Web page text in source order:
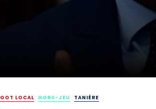
LOCAL HORS-JEU TANIÈRE